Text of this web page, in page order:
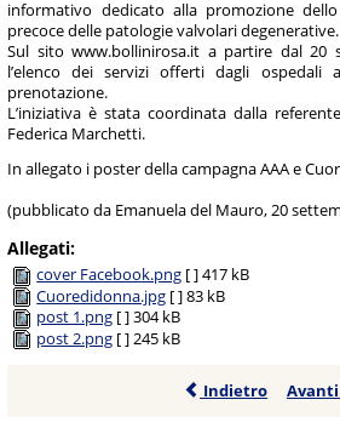
informativo dedicato alla promozione
precoce delle patologie valvolari degenerative.
Sul sito www.bollinirosa.it a partire dal 20
l’elenco dei servizi offerti dagli
prenotazione.
L’iniziativa è stata coordinata dalla
Federica Marchetti.
In allegato i poster della campagna AAA e
(pubblicato da Emanuela del Mauro, 20
Allegati:
cover Facebook.png [ ]417 kB
Cuoredidonna.jpg [ ]83 kB
post 1.png [ ]304 kB
post 2.png [ ]245 kB
Indietro Avanti